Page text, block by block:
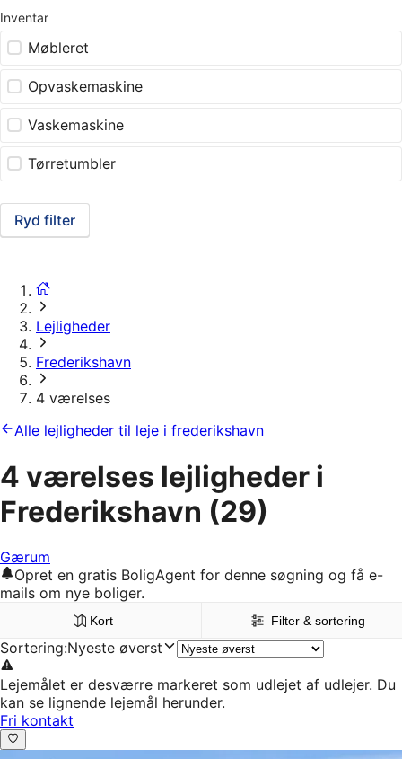
Inventar
Møbleret
Opvaskemaskine
Vaskemaskine
Tørretumbler
Ryd filter
Lejligheder
Frederikshavn
4 værelses
Alle lejligheder til leje i frederikshavn
4 værelses lejligheder i
Frederikshavn (29)
Gærum
Opret en gratis BoligAgent for denne søgning og få e-
mails om nye boliger.
Kort Filter & sortering
Sortering:Nyeste øverst
Lejemålet er desværre markeret som udlejet af udlejer. Du
kan se lignende lejemål herunder.
Fri kontakt